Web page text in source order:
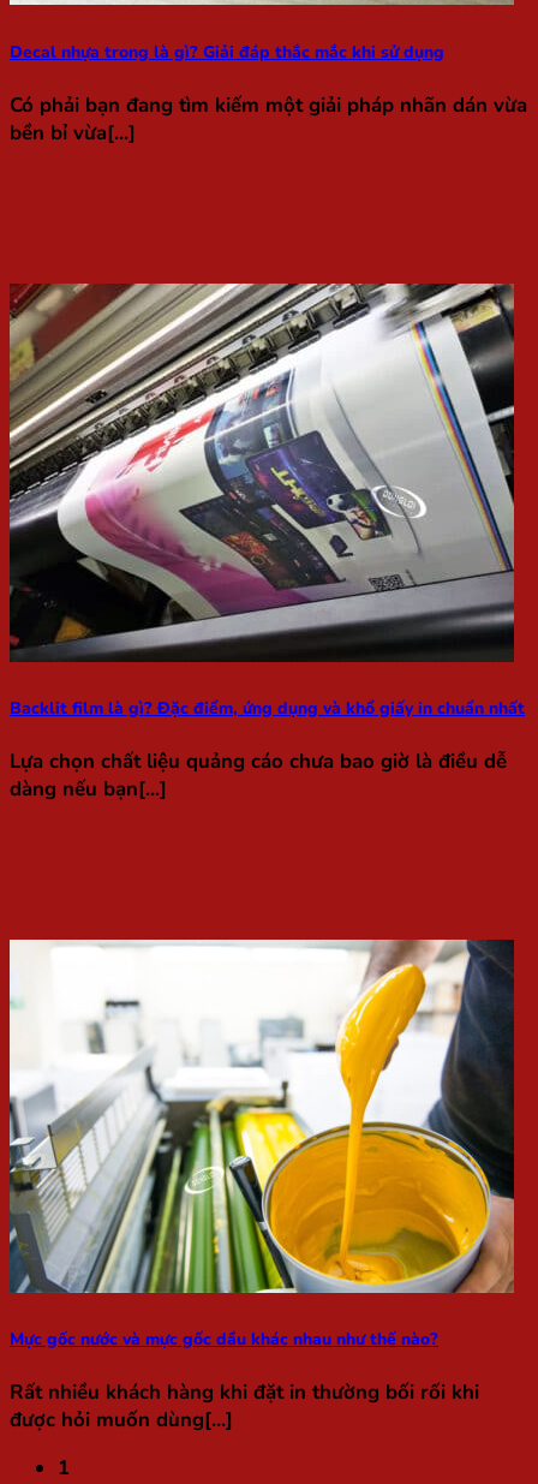
Decal nhựa trong là gì? Giải đáp thắc mắc khi sử dụng
Có phải bạn đang tìm kiếm một giải pháp nhãn dán vừa
bền bỉ vừa[...]
Backlit film là gì? Đặc điểm, ứng dụng và khổ giấy in chuẩn nhất
Lựa chọn chất liệu quảng cáo chưa bao giờ là điều dễ
dàng nếu bạn[...]
Mực gốc nước và mực gốc dầu khác nhau như thế nào?
Rất nhiều khách hàng khi đặt in thường bối rối khi
được hỏi muốn dùng[...]
1